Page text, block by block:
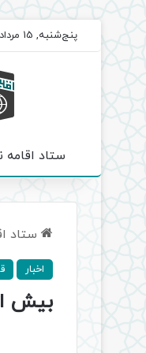
پنج‌شنبه, 15 مرداد 1405
ستاد اقامه
ستاد
اخبار
بیش از ۱۴۰۰ دانش‌آموز دختر بهار بندگی را در